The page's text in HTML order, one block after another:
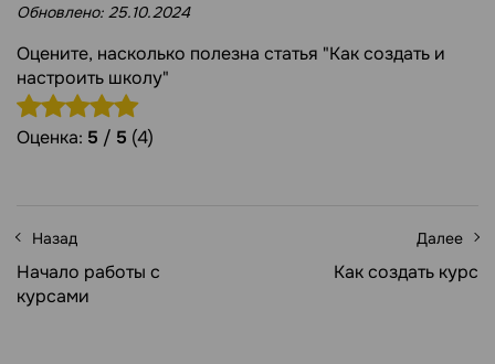
Обновлено: 25.10.2024
Оцените, насколько полезна статья "Как создать и
настроить школу"
Оценка: 5 / 5 (4)
Назад
Начало работы с
курсами
Далее
Как создать курс